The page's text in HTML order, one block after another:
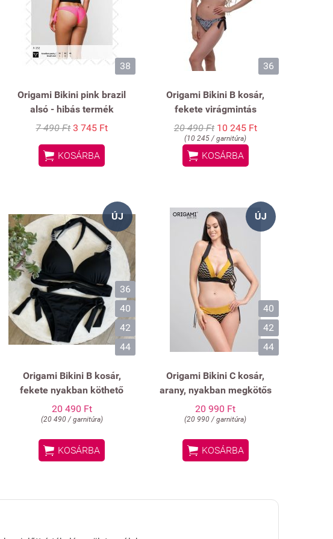
38
Origami Bikini pink brazil
alsó - hibás termék
7 490 Ft 3 745 Ft
 KOSÁRBA
36
Origami Bikini B kosár,
fekete virágmintás
20 490 Ft 10 245 Ft
(10 245 / garnitúra)
 KOSÁRBA
ÚJ
36
40
42
44
Origami Bikini B kosár,
fekete nyakban köthető
20 490 Ft
(20 490 / garnitúra)
 KOSÁRBA
ÚJ
40
42
44
Origami Bikini C kosár,
arany, nyakban megkötős
20 990 Ft
(20 990 / garnitúra)
 KOSÁRBA